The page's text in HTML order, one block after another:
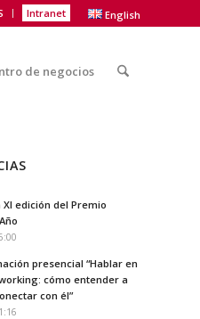
Intranet English
de negocios
XI edición del Premio
presencial “Hablar en
cómo entender a
con él”